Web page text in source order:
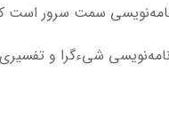
سمت سرور است
شیءگرا و